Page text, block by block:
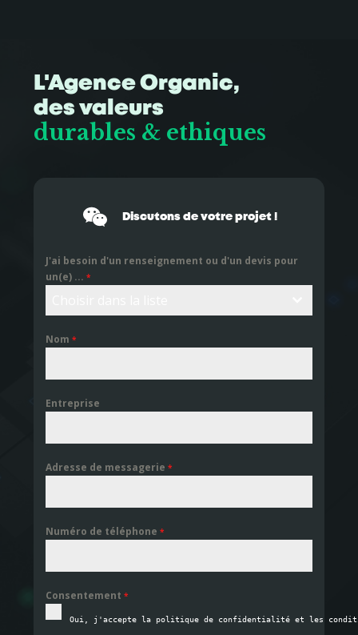
L'Agence Organic,
des valeurs
durables & ethiques
Discutons de votre projet !
J'ai besoin d'un renseignement ou d'un devis pour
un(e) ...*
Nom*
Entreprise
Adresse de messagerie*
Numéro de téléphone*
Consentement*
Oui, j'accepte la politique de confidentialité et les